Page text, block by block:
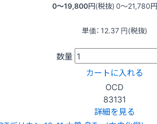
0〜19,800円(税抜) 0〜21,780
単価： 12.37 円(税抜)
数量
カートに入れる
OCD
83131
詳細を見る